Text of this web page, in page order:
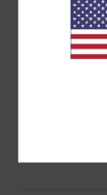
Wellen-
Crossfire-
Passform: